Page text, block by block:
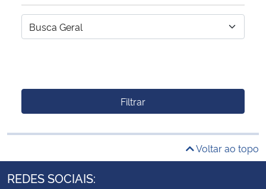
Filtrar
Voltar ao topo
REDES SOCIAIS: